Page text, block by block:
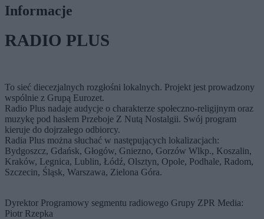
Informacje
RADIO PLUS
To sieć diecezjalnych rozgłośni lokalnych. Projekt jest prowadzony
wspólnie z Grupą Eurozet.
Radio Plus nadaje audycje o charakterze społeczno-religijnym oraz
muzykę pod hasłem Przeboje Z Nutą Nostalgii. Swój program
kieruje do dojrzałego odbiorcy.
Radia Plus można słuchać w następujących lokalizacjach:
Bydgoszcz, Gdańsk, Głogów, Gniezno, Gorzów Wlkp., Koszalin,
Kraków, Legnica, Lublin, Łódź, Olsztyn, Opole, Podhale, Radom,
Szczecin, Śląsk, Warszawa, Zielona Góra.
Dyrektor Programowy segmentu radiowego Grupy ZPR Media:
Piotr Rzepka